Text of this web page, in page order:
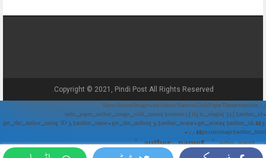
Copyright © 2021, Pindi Post All Rights Reserved.
// Show Author Image with Author Name in UrduPaper Theme function
urdu_paper_author_image_with_name($content) { if (is_single()) { $author_id =
get_the_author_meta('ID'); $author_name = get_the_author(); $author_avatar = get_avatar($author_id, 48);
// 48px size image $author_html = '
' . $author_avatar . '
' . $author_name . '